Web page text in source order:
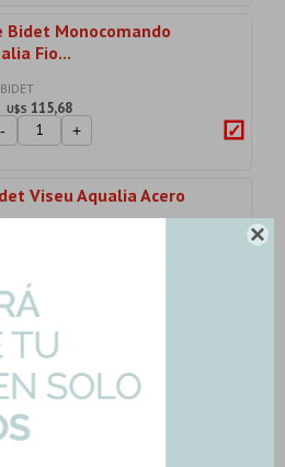

Bidet Monocomando
Fio...
U$S 115,68
- +
Viseu Aqualia Acero
-
C/transfer Brillo
U$S